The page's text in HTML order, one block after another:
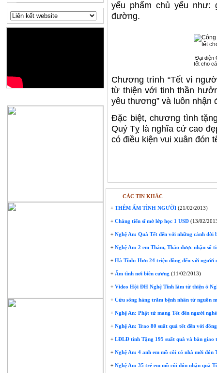
yếu phẩm chủ yếu như:
đường.
Đại diện
tết cho
Chương trình “Tết vì
từ thiện với tinh thần
yêu thương” và luôn nhận
Đặc biệt, chương tình
Quý Tỵ là nghĩa cử cao
có điều kiện vui xuân đón
CÁC TIN KHÁC
+ THÊM ẤM TÌNH NGƯỜI (21/02/2013)
+ Chàng tiến sĩ mở lớp học 1 USD (13/02/
+ Nghệ An: Quà Tết đến với những cảnh đời
+ Nghệ An: 2 em Thắm, Thảo được nhận sổ
+ Hà Tĩnh: Hơn 24 triệu đồng đến với người
+ Ấm tình nơi biên cương (11/02/2013)
+ Video Hội ĐH Nghệ Tĩnh làm từ thiện ở
+ Cứu sống hàng trăm bệnh nhân từ nguồn
+ Nghệ An: Phật tử mang Tết đến người
+ Nghệ An: Trao 80 suất quà tết đến với
+ LĐLĐ tỉnh Tặng 195 suất quà và bàn giao
+ Nghệ An: 4 anh em mồ côi có nhà mới đón
+ Nghệ An: 35 trẻ em mồ côi đón nhận quà